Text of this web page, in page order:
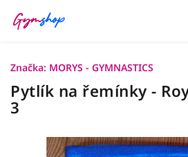
Pytlík na řemínky -
3
Značka: MORYS - GYMNASTICS